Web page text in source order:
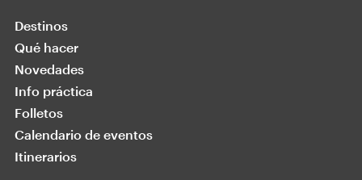
Destinos
Qué hacer
Novedades
Info práctica
Folletos
Calendario de eventos
Itinerarios